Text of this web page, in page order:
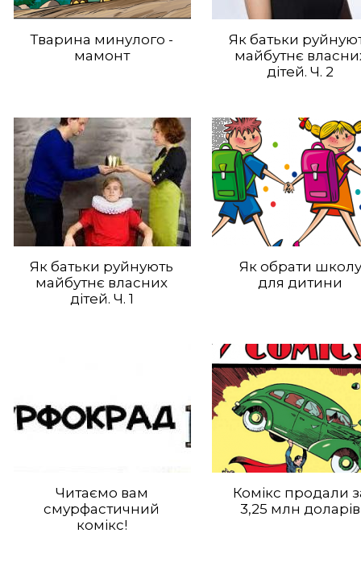
Тварина минулого -
мамонт
Як батьки
майбутнє
дітей. Ч. 2
Як батьки руйнують
майбутнє власних
дітей. Ч. 1
Як обрати школу
для дитини
Читаємо вам
смурфастичний
комікс!
Комікс продали
3,25 млн доларів